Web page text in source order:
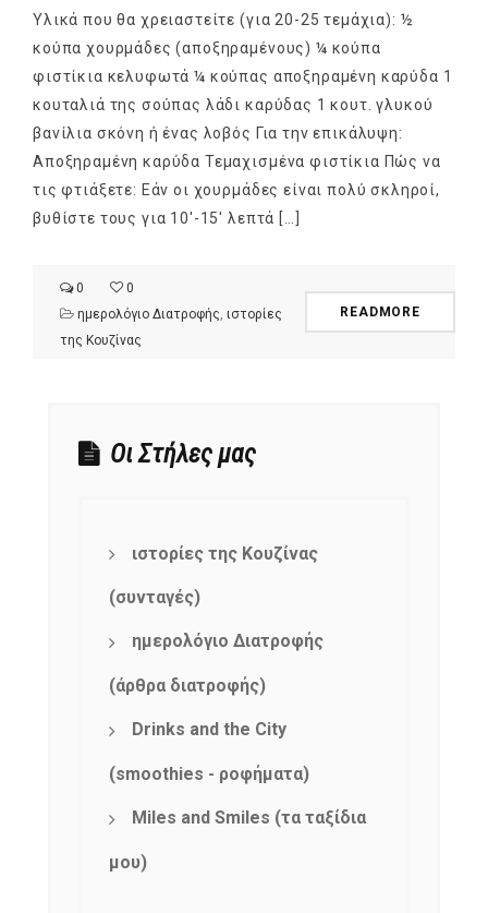
Υλικά που θα χρειαστείτε (για 20-25 τεμάχια): ½
κούπα χουρμάδες (αποξηραμένους) ¼ κούπα
φιστίκια κελυφωτά ¼ κούπας αποξηραμένη καρύδα 1
κουταλιά της σούπας λάδι καρύδας 1 κουτ. γλυκού
βανίλια σκόνη ή ένας λοβός Για την επικάλυψη:
Αποξηραμένη καρύδα Τεμαχισμένα φιστίκια Πώς να
τις φτιάξετε: Εάν οι χουρμάδες είναι πολύ σκληροί,
βυθίστε τους για 10′-15′ λεπτά […]
0
0
ημερολόγιο Διατροφής ιστορίες
της Κουζίνας
READMORE
Οι Στήλες μας
ιστορίες της Κουζίνας
(συνταγές)
ημερολόγιο Διατροφής
(άρθρα διατροφής)
Drinks and the City
(smoothies - ροφήματα)
Miles and Smiles (τα ταξίδια
μου)